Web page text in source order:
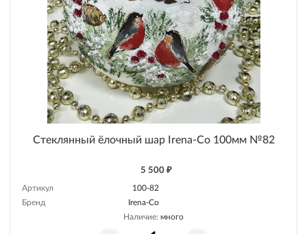
Стеклянный ёлочный шар Irena-Co 100мм №82
5 500 ₽
Артикул
100-82
Бренд
Irena-Co
Наличие: много